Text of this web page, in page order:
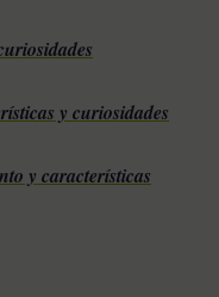
y curiosidades
y características